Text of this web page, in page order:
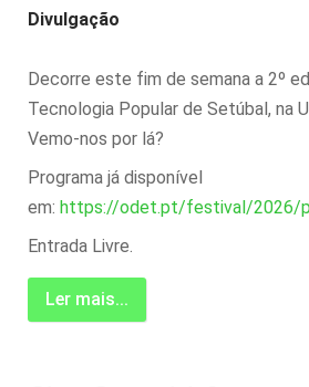
Divulgação
Decorre este fim de semana a 2º
Tecnologia Popular de Setúbal, na
Vemo-nos por lá?
Programa já disponível
em: https://odet.pt/festival/2026/
Entrada Livre.
Ler mais...